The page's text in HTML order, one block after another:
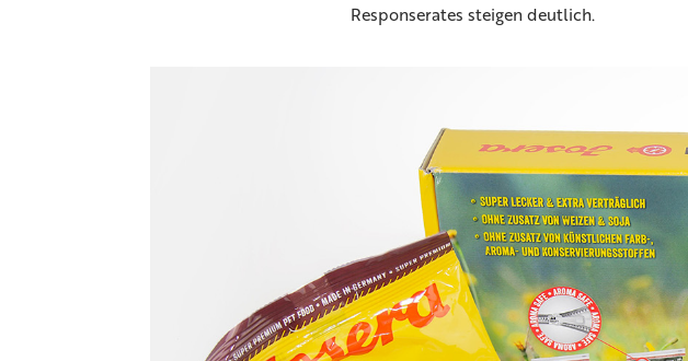
Responserates steigen deutlich.